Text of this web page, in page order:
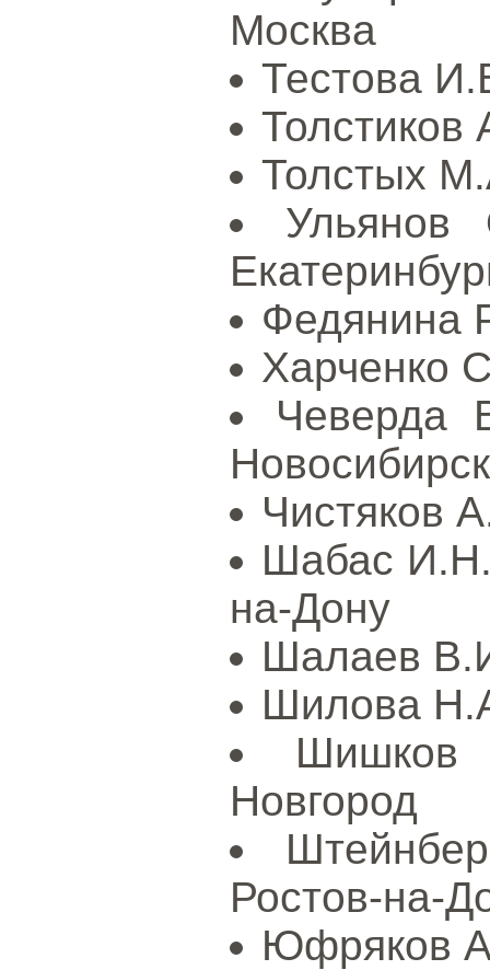
Москва
Тестова
Толстиков
Толстых
Федянина
Харченко
Новосибирск
Чистяков
Шабас
на-Дону
Шалаев
Шилова
Новгород
Ростов-на-
Юфряков